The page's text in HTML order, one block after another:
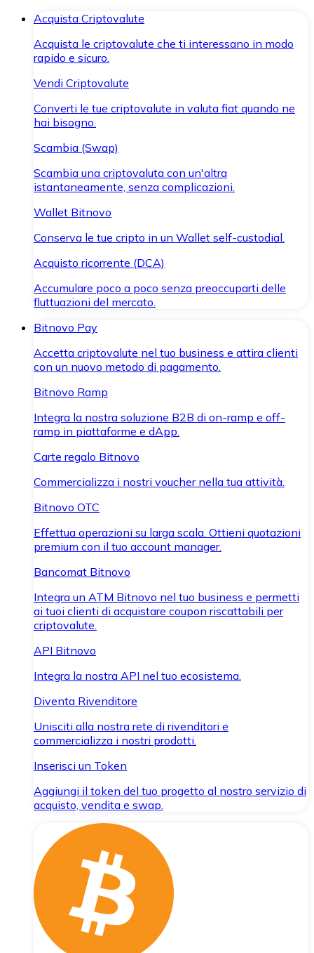
Acquista Criptovalute
Acquista le criptovalute che ti interessano in modo
rapido e sicuro.
Vendi Criptovalute
Converti le tue criptovalute in valuta fiat quando ne
hai bisogno.
Scambia (Swap)
Scambia una criptovaluta con un'altra
istantaneamente, senza complicazioni.
Wallet Bitnovo
Conserva le tue cripto in un Wallet self-custodial.
Acquisto ricorrente (DCA)
Accumulare poco a poco senza preoccuparti delle
fluttuazioni del mercato.
Bitnovo Pay
Accetta criptovalute nel tuo business e attira clienti
con un nuovo metodo di pagamento.
Bitnovo Ramp
Integra la nostra soluzione B2B di on-ramp e off-
ramp in piattaforme e dApp.
Carte regalo Bitnovo
Commercializza i nostri voucher nella tua attività.
Bitnovo OTC
Effettua operazioni su larga scala. Ottieni quotazioni
premium con il tuo account manager.
Bancomat Bitnovo
Integra un ATM Bitnovo nel tuo business e permetti
ai tuoi clienti di acquistare coupon riscattabili per
criptovalute.
API Bitnovo
Integra la nostra API nel tuo ecosistema.
Diventa Rivenditore
Unisciti alla nostra rete di rivenditori e
commercializza i nostri prodotti.
Inserisci un Token
Aggiungi il token del tuo progetto al nostro servizio di
acquisto, vendita e swap.